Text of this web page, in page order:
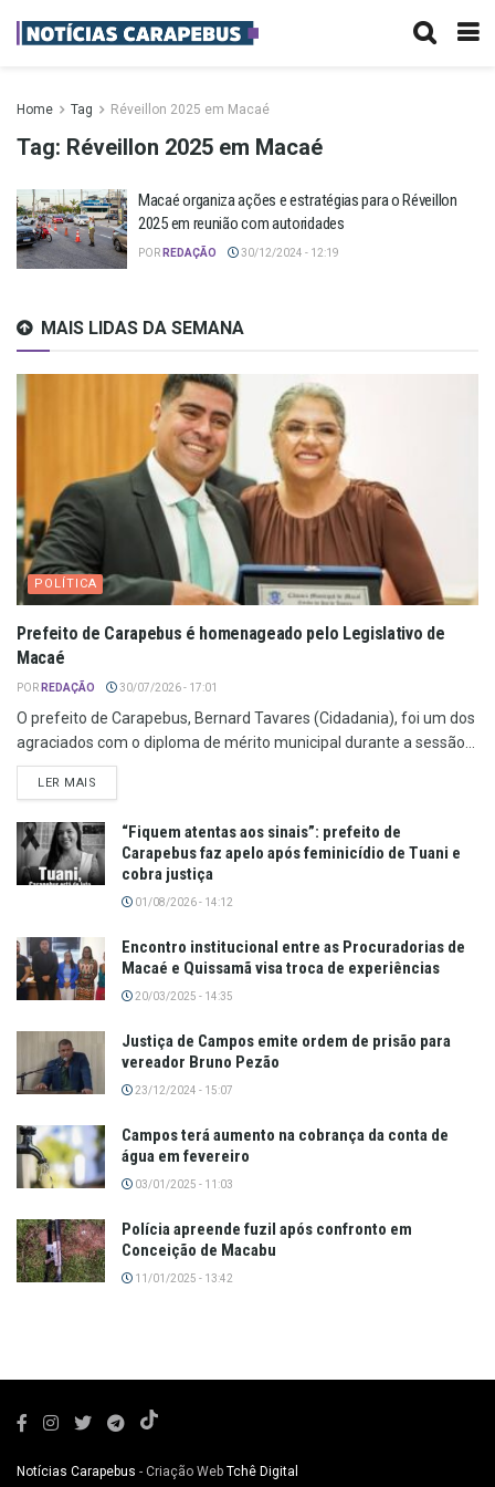
Home Tag Réveillon 2025 em Macaé
Tag: Réveillon 2025 em Macaé
Macaé organiza ações e estratégias para o Réveillon
2025 em reunião com autoridades
POR REDAÇÃO 30/12/2024 - 12:19
MAIS LIDAS DA SEMANA
POLÍTICA
Prefeito de Carapebus é homenageado pelo Legislativo de
Macaé
POR REDAÇÃO 30/07/2026 - 17:01
O prefeito de Carapebus, Bernard Tavares (Cidadania), foi um dos
agraciados com o diploma de mérito municipal durante a sessão...
LER MAIS
“Fiquem atentas aos sinais”: prefeito de
Carapebus faz apelo após feminicídio de Tuani e
cobra justiça
01/08/2026 - 14:12
Encontro institucional entre as Procuradorias de
Macaé e Quissamã visa troca de experiências
20/03/2025 - 14:35
Justiça de Campos emite ordem de prisão para
vereador Bruno Pezão
23/12/2024 - 15:07
Campos terá aumento na cobrança da conta de
água em fevereiro
03/01/2025 - 11:03
Polícia apreende fuzil após confronto em
Conceição de Macabu
11/01/2025 - 13:42
Notícias Carapebus - Criação Web Tchê Digital